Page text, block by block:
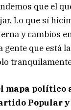
que el
Lo que sí
y cambios
gente que está
mapa político
Popular y